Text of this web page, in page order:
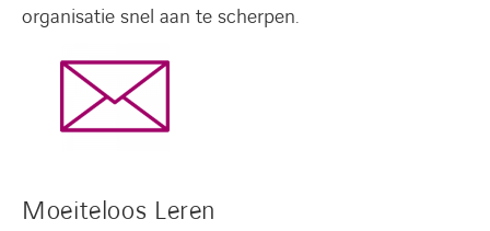
organisatie snel aan te scherpen.
Moeiteloos Leren